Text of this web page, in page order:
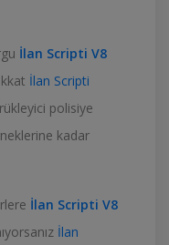
İlan Scripti V8
İlan Scripti
polisiye
kadar
İlan Scripti V8
İlan